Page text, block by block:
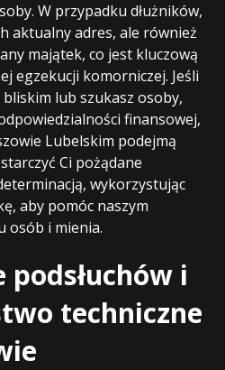
W przypadku dłużników,
aktualny adres, ale również
majątek, co jest kluczową
egzekucji komorniczej. Jeśli
lub szukasz osoby,
finansowej,
Lubelskim podejmą
Ci pożądane
wykorzystując
aby pomóc naszym
osób i mienia.
i
techniczne